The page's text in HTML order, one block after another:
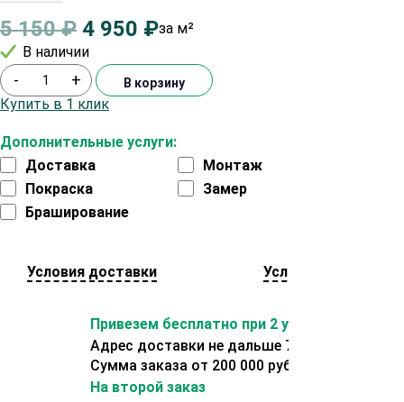
5 150₽ 4 950 ₽за м²
В наличии
Дополнительные услуги:
Доставка
Монтаж
Покраска
Замер
Браширование
- + В корзину
Купить в 1 клик
Условия доставки Условия оплаты
Привезем бесплатно при 2 условиях:
Адрес доставки не дальше 70 км от склада.
Сумма заказа от 200 000 рублей.
На второй заказ